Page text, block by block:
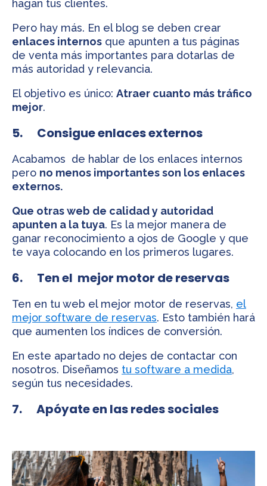
hagan tus clientes.
Pero hay más. En el blog se deben crear
enlaces internos que apunten a tus páginas
de venta más importantes para dotarlas de
más autoridad y relevancia.
El objetivo es único: Atraer cuanto más tráfico
mejor.
5. Consigue enlaces externos
Acabamos de hablar de los enlaces internos
pero no menos importantes son los enlaces
externos.
Que otras web de calidad y autoridad
apunten a la tuya. Es la mejor manera de
ganar reconocimiento a ojos de Google y que
te vaya colocando en los primeros lugares.
6. Ten el mejor motor de reservas
Ten en tu web el mejor motor de reservas, el
mejor software de reservas. Esto también hará
que aumenten los índices de conversión.
En este apartado no dejes de contactar con
nosotros. Diseñamos tu software a medida,
según tus necesidades.
7. Apóyate en las redes sociales